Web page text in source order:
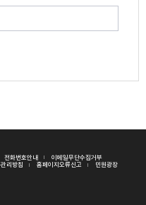
전화번호안내 이메일무단수집거부
리방침 홈페이지오류신고 민원광장